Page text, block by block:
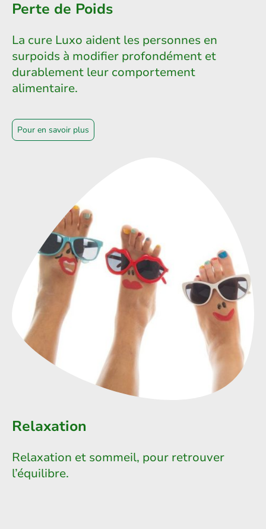
Perte de Poids
La cure Luxo aident les personnes en
surpoids à modifier profondément et
durablement leur comportement
alimentaire.
Pour en savoir plus
Relaxation
Relaxation et sommeil, pour retrouver
l’équilibre.